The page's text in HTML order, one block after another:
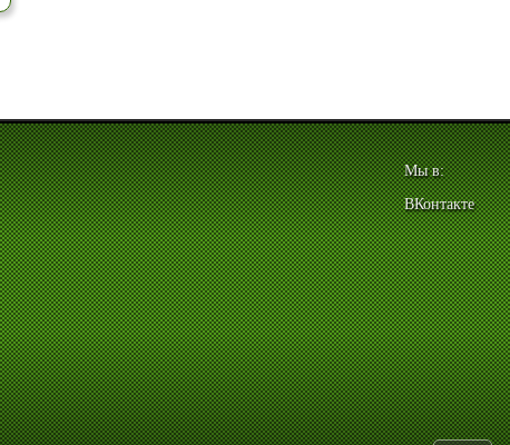
Мы в:
ВКонтакте